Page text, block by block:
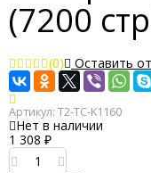
(7200
(0) Оставить
Артикул: T2-TC-K1160
Нет в наличии
1 308 ₽